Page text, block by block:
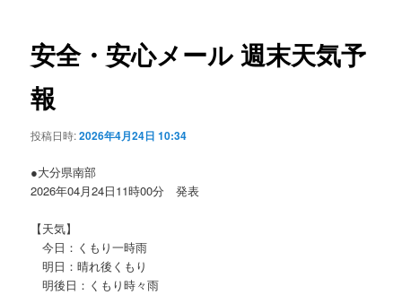
ゲ
ー
ョ
ン
安全・安心メール 週末天気予
報
投稿日時:2026年4月24日 10:34
●大分県南部
2026年04月24日11時00分 発表
【天気】
今日：くもり一時雨
明日：晴れ後くもり
明後日：くもり時々雨